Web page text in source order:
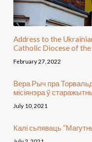
Address to the
Catholic Diocese of
February 27, 2022
Вера Рыч пра
місіянэра ў
July 10, 2021
Калі сьпяваць